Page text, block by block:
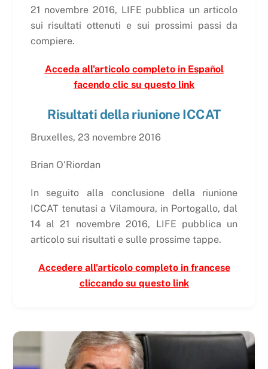
21 novembre 2016, LIFE pubblica un articolo
sui risultati ottenuti e sui prossimi passi da
compiere.
Acceda all'articolo completo in Español
facendo clic su questo link
Risultati della riunione ICCAT
Bruxelles, 23 novembre 2016
Brian O'Riordan
In seguito alla conclusione della riunione
ICCAT tenutasi a Vilamoura, in Portogallo, dal
14 al 21 novembre 2016, LIFE pubblica un
articolo sui risultati e sulle prossime tappe.
Accedere all'articolo completo in francese
cliccando su questo link